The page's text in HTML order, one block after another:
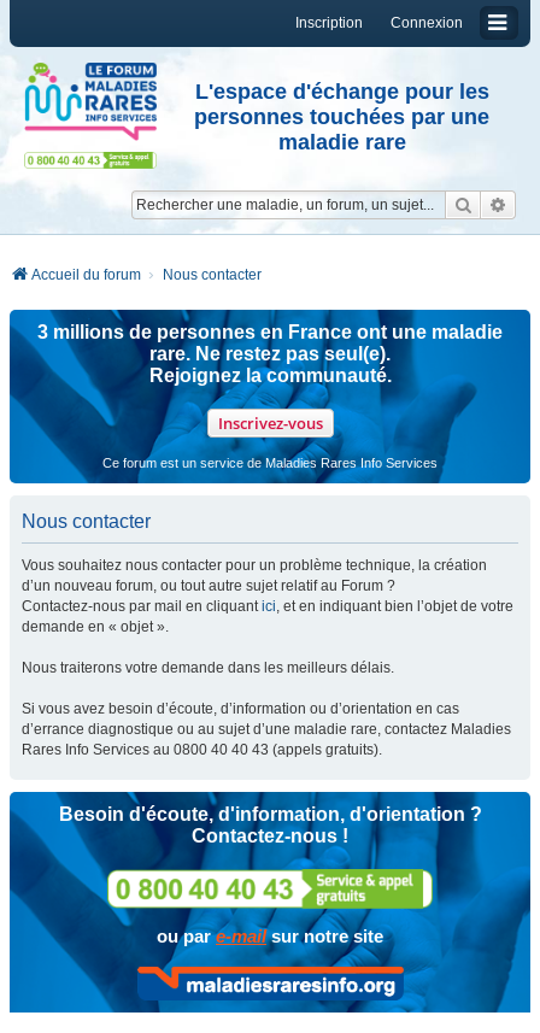
Connexion
Inscription
L'espace d'échange pour les
personnes touchées par une
maladie rare
Accueil du forum Nous contacter
3 millions de personnes en France ont une maladie
rare. Ne restez pas seul(e).
Rejoignez la communauté.
Inscrivez-vous
Ce forum est un service de Maladies Rares Info Services
Nous contacter
Vous souhaitez nous contacter pour un problème technique, la création
d’un nouveau forum, ou tout autre sujet relatif au Forum ?
Contactez-nous par mail en cliquantici, et en indiquant bien l’objet de votre
demande en « objet ».
Nous traiterons votre demande dans les meilleurs délais.
Si vous avez besoin d’écoute, d’information ou d’orientation en cas
d’errance diagnostique ou au sujet d’une maladie rare, contactez Maladies
Rares Info Services au 0800 40 40 43 (appels gratuits).
Besoin d'écoute, d'information, d'orientation ?
Contactez-nous !
ou pare-mailsur notre site